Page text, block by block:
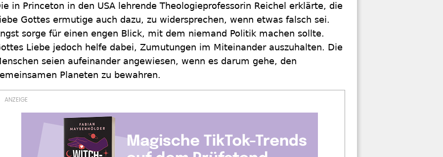
in Princeton in den USA lehrende Theologieprofessorin Reichel erklärte, die
Gottes ermutige auch dazu, zu widersprechen, wenn etwas falsch sei.
sorge für einen engen Blick, mit dem niemand Politik machen sollte.
Liebe jedoch helfe dabei, Zumutungen im Miteinander auszuhalten. Die
seien aufeinander angewiesen, wenn es darum gehe, den
Planeten zu bewahren.